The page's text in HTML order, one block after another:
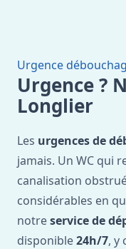
Urgence
Urgence ?
Longlier
Les urgences de
jamais. Un WC qui
canalisation
considérables en
notreservice de
disponible24h/7, y